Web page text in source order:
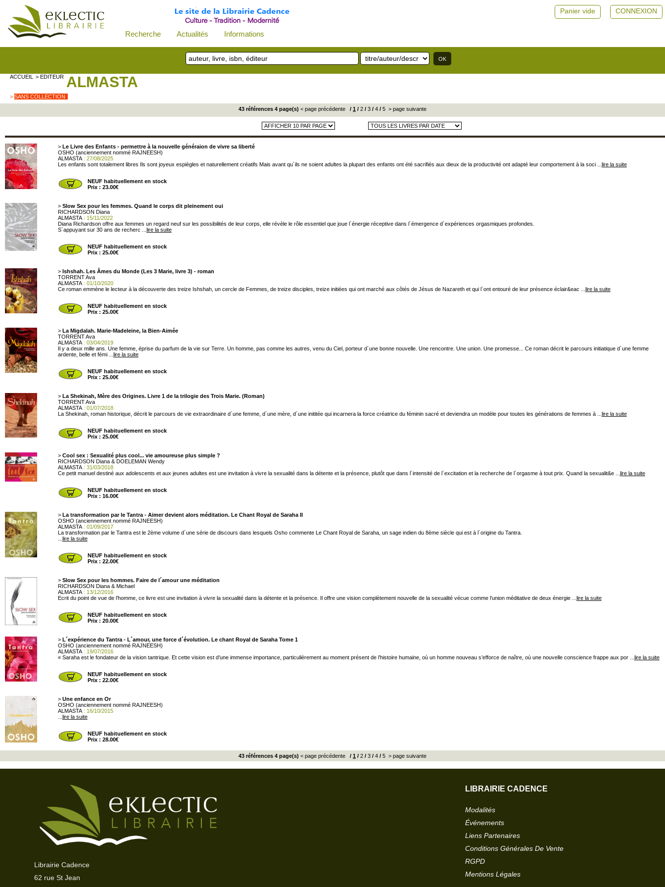
Recherche Actualités Informations
CONNEXION
Panier vide
ACCUEIL > EDITEUR ALMASTA
> SANS COLLECTION
43 références 4 page(s) < page précédente / 1 / 2 / 3 / 4 / 5 > page suivante
> Le Livre des Enfants - permettre à la nouvelle généraion de vivre sa liberté
OSHO (anciennement nommé RAJNEESH)
ALMASTA: 27/08/2025
Les enfants sont totalement libres Ils sont joyeux espiègles et naturellement créatifs Mais avant qu´ils ne soient adultes la plupart des enfants ont été sacrifiés aux dieux de la productivité ont adapté leur comportement à la soci ... lire la suite
NEUF habituellement en stock
Prix : 23.00€
> Slow Sex pour les femmes. Quand le corps dit pleinement oui
RICHARDSON Diana
ALMASTA: 15/11/2022
Diana Richardson offre aux femmes un regard neuf sur les possibilités de leur corps, elle révèle le rôle essentiel que joue l´énergie réceptive dans l´émergence d´expériences orgasmiques profondes.
S´appuyant sur 30 ans de recherc ... lire la suite
NEUF habituellement en stock
Prix : 25.00€
> Ishshah. Les Âmes du Monde (Les 3 Marie, livre 3) - roman
TORRENT Ava
ALMASTA: 01/10/2020
Ce roman emmène le lecteur à la découverte des treize Ishshah, un cercle de Femmes, de treize disciples, treize initiées qui ont marché aux côtés de Jésus de Nazareth et qui l´ont entouré de leur présence éclair&eac ... lire la suite
NEUF habituellement en stock
Prix : 25.00€
> La Migdalah. Marie-Madeleine, la Bien-Aimée
TORRENT Ava
ALMASTA: 03/04/2019
Il y a deux mille ans. Une femme, éprise du parfum de la vie sur Terre. Un homme, pas comme les autres, venu du Ciel, porteur d´une bonne nouvelle. Une rencontre. Une union. Une promesse... Ce roman décrit le parcours initiatique d´une femme
ardente, belle et fémi ... lire la suite
NEUF habituellement en stock
Prix : 25.00€
> La Shekinah, Mère des Origines. Livre 1 de la trilogie des Trois Marie. (Roman)
TORRENT Ava
ALMASTA: 01/07/2018
La Shekinah, roman historique, décrit le parcours de vie extraordinaire d´une femme, d´une mère, d´une inititée qui incarnera la force créatrice du féminin sacré et deviendra un modèle pour toutes les générations de femmes à ... lire la suite
NEUF habituellement en stock
Prix : 25.00€
> Cool sex : Sexualité plus cool... vie amoureuse plus simple ?
RICHARDSON Diana & DOELEMAN Wendy
ALMASTA: 31/03/2018
Ce petit manuel destiné aux adolescents et aux jeunes adultes est une invitation à vivre la sexualité dans la détente et la présence, plutôt que dans l´intensité de l´excitation et la recherche de l´orgasme à tout prix. Quand la sexualit&e ... lire la suite
NEUF habituellement en stock
Prix : 16.00€
> La transformation par le Tantra - Aimer devient alors méditation. Le Chant Royal de Saraha II
OSHO (anciennement nommé RAJNEESH)
ALMASTA: 01/09/2017
La transformation par le Tantra est le 2ème volume d´une série de discours dans lesquels Osho commente Le Chant Royal de Saraha, un sage indien du 8ème siècle qui est à l´origine du Tantra.
lire la suite
NEUF habituellement en stock
Prix : 22.00€
> Slow Sex pour les hommes. Faire de l´amour une méditation
RICHARDSON Diana & Michael
ALMASTA: 13/12/2016
Ecrit du point de vue de l’homme, ce livre est une invitation à vivre la sexualité dans la détente et la présence. Il offre une vision complètement nouvelle de la sexualité vécue comme l’union méditative de deux énergie ... lire la suite
NEUF habituellement en stock
Prix : 20.00€
> L´expérience du Tantra - L´amour, une force d´évolution. Le chant Royal de Saraha Tome 1
OSHO (anciennement nommé RAJNEESH)
ALMASTA: 19/07/2016
« Saraha est le fondateur de la vision tantrique. Et cette vision est d’une immense importance, particulièrement au moment présent de l’histoire humaine, où un homme nouveau s’efforce de naître, où une nouvelle conscience frappe aux por ... lire la suite
NEUF habituellement en stock
Prix : 22.00€
> Une enfance en Or
OSHO (anciennement nommé RAJNEESH)
ALMASTA: 16/10/2015
lire la suite
NEUF habituellement en stock
Prix : 28.00€
43 références 4 page(s) < page précédente / 1 / 2 / 3 / 4 / 5 > page suivante
Librairie Cadence
62 rue St Jean
LIBRAIRIE CADENCE
Modalités
Événements
Liens Partenaires
Conditions Générales De Vente
RGPD
Mentions Légales